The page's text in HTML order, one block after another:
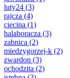
luty24 (3)
rajcza (4)
ciecina (1)
halaboracza (3)
zabnica (2)
miedzygorzej-k (2)
zwardon (3)
ochodzita (2)